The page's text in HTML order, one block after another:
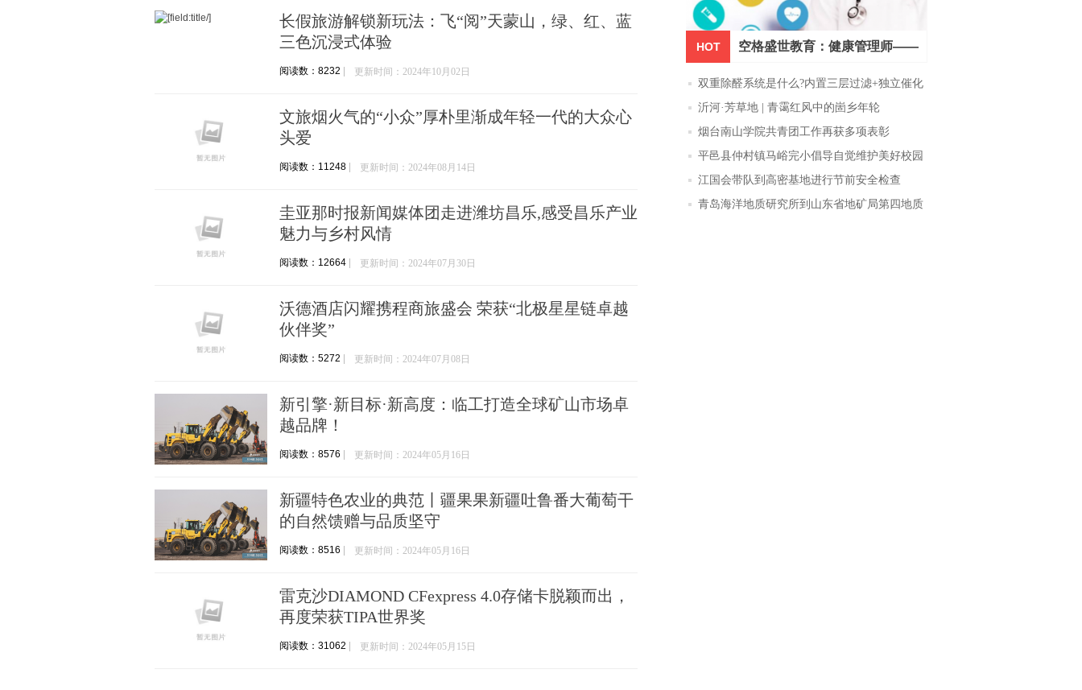
长假旅游解锁新玩法：飞“阅”天蒙山，绿、红、蓝
三色沉浸式体验
阅读数：8232 更新时间：2024年10月02日
文旅烟火气的“小众”厚朴里渐成年轻一代的大众心
头爱
阅读数：11248 更新时间：2024年08月14日
圭亚那时报新闻媒体团走进潍坊昌乐,感受昌乐产业
魅力与乡村风情
阅读数：12664 更新时间：2024年07月30日
沃德酒店闪耀携程商旅盛会 荣获“北极星星链卓越
伙伴奖”
阅读数：5272 更新时间：2024年07月08日
新引擎·新目标·新高度：临工打造全球矿山市场卓
越品牌！
阅读数：8576 更新时间：2024年05月16日
新疆特色农业的典范丨疆果果新疆吐鲁番大葡萄干
的自然馈赠与品质坚守
阅读数：8516 更新时间：2024年05月16日
雷克沙DIAMOND CFexpress 4.0存储卡脱颖而出，
再度荣获TIPA世界奖
阅读数：31062 更新时间：2024年05月15日
HOT 空格盛世教育：健康管理师——
新时代的黄金职业
双重除醛系统是什么?内置三层过滤+独立催化
模块的分工逻辑
沂河·芳草地 | 青霭红风中的崮乡年轮
烟台南山学院共青团工作再获多项表彰
平邑县仲村镇马峪完小倡导自觉维护美好校园
环境
江国会带队到高密基地进行节前安全检查
青岛海洋地质研究所到山东省地矿局第四地质